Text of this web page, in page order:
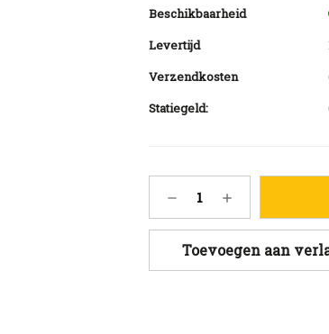
Beschikbaarheid
Levertijd
Verzendkosten
Statiegeld:
voorraad:
100
Hoeveelheid
van
O'Hara's
Irish
Pale
Hoeveelheid
van
Irish
Pale
Toevoegen aan